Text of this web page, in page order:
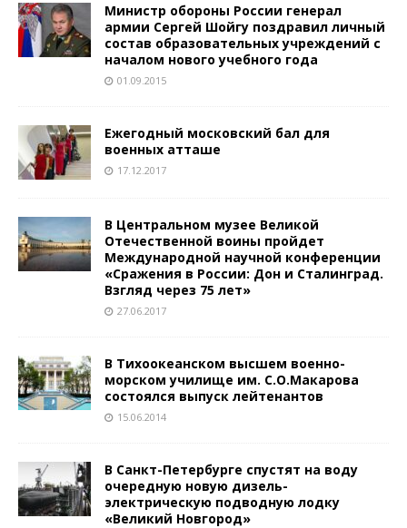
Министр обороны России генерал
армии Сергей Шойгу поздравил личный
состав образовательных учреждений с
началом нового учебного года
01.09.2015
Ежегодный московский бал для
военных атташе
17.12.2017
В Центральном музее Великой
Отечественной воины пройдет
Международной научной конференции
«Сражения в России: Дон и Сталинград.
Взгляд через 75 лет»
27.06.2017
В Тихоокеанском высшем военно-
морском училище им. С.О.Макарова
состоялся выпуск лейтенантов
15.06.2014
В Санкт-Петербурге спустят на воду
очередную новую дизель-
электрическую подводную лодку
«Великий Новгород»